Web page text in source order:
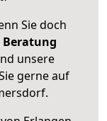
Sie doch
Beratung
unsere
gerne auf